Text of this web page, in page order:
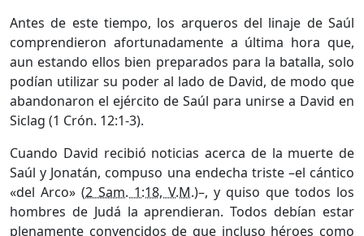
Antes de este tiempo, los arqueros del linaje de Saúl
comprendieron afortunadamente a última hora que,
aun estando ellos bien preparados para la batalla, solo
podían utilizar su poder al lado de David, de modo que
abandonaron el ejército de Saúl para unirse a David en
Siclag (1 Crón. 12:1-3).
Cuando David recibió noticias acerca de la muerte de
Saúl y Jonatán, compuso una endecha triste –el cántico
«del Arco» (2 Sam. 1:18, V.M.)–, y quiso que todos los
hombres de Judá la aprendieran. Todos debían estar
plenamente convencidos de que incluso héroes como